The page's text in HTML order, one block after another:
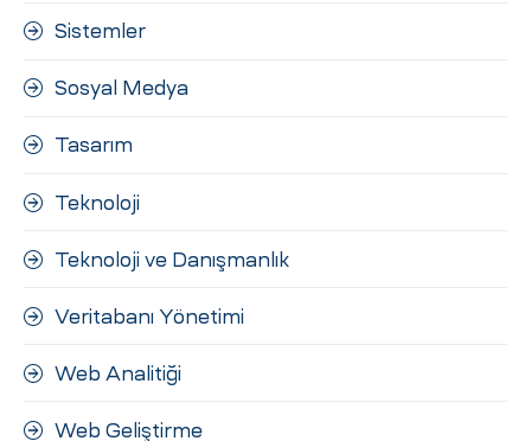
Sistemler
Sosyal Medya
Tasarım
Teknoloji
Teknoloji ve Danışmanlık
Veritabanı Yönetimi
Web Analitiği
Web Geliştirme